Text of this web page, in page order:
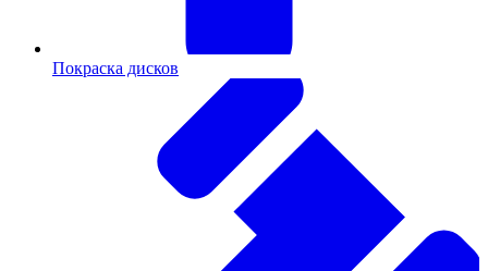
Покраска дисков